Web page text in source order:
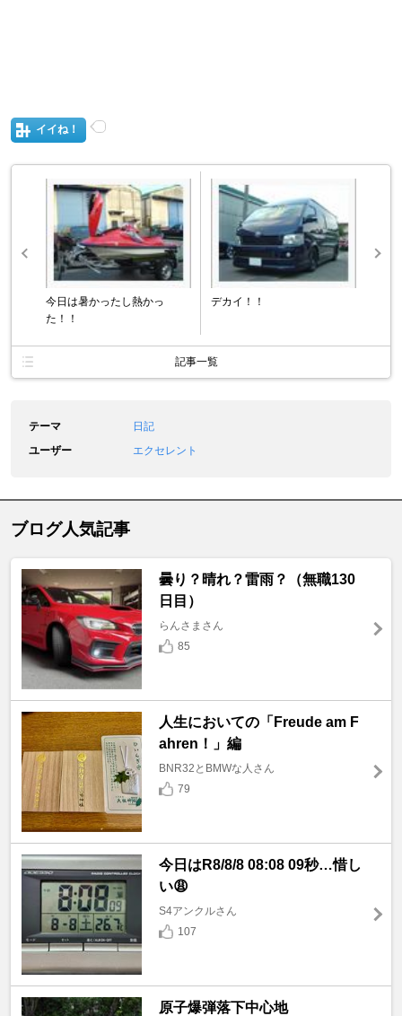
イイね！
今日は暑かったし熱かっ
た！！
デカイ！！
記事一覧
テーマ
日記
ユーザー
エクセレント
ブログ人気記事
曇り？晴れ？雷雨？（無職130
日目）
らんさまさん
85
人生においての「Freude am F
ahren！」編
BNR32とBMWな人さん
79
今日はR8/8/8 08:08 09秒…惜し
い😩
S4アンクルさん
107
原子爆弾落下中心地